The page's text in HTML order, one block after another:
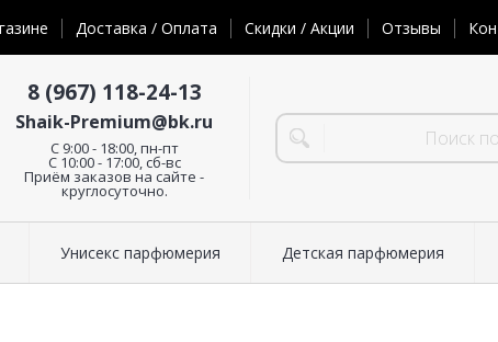
Доставка / Оплата Скидки / Акции Отзывы
8 (967) 118-24-13
Shaik-Premium@bk.ru
C 9:00 - 18:00, пн-пт
С 10:00 - 17:00, сб-вс
Приём заказов на сайте -
круглосуточно.
Унисекс парфюмерия Детская парфюмерия